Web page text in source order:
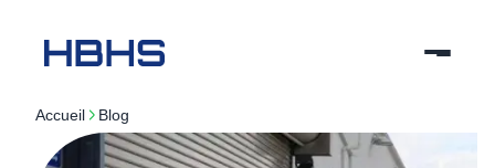
Accueil blog